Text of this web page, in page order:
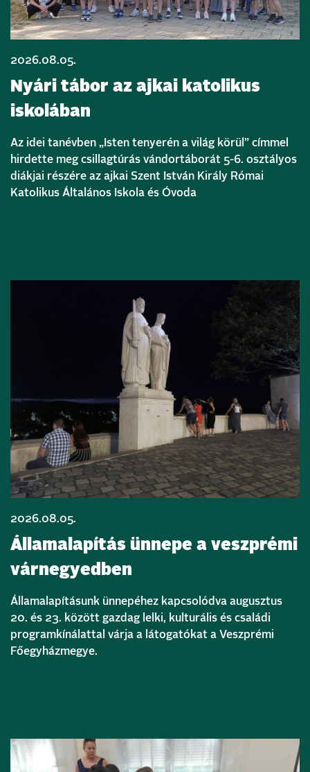
2026.08.05.
Nyári tábor az ajkai katolikus
iskolában
Az idei tanévben „Isten tenyerén a világ körül” címmel
hirdette meg csillagtúrás vándortáborát 5-6. osztályos
diákjai részére az ajkai Szent István Király Római
Katolikus Általános Iskola és Óvoda
2026.08.05.
Államalapítás ünnepe a veszprémi
várnegyedben
Államalapításunk ünnepéhez kapcsolódva augusztus
20. és 23. között gazdag lelki, kulturális és családi
programkínálattal várja a látogatókat a Veszprémi
Főegyházmegye.